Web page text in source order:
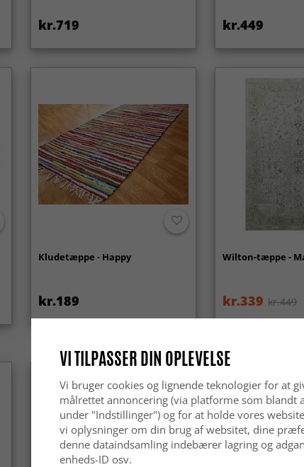
kr.719 kr.449
Kludetæppe - Happy
kr.189
Wilton-tæppe -
kr.339 kr.449
VI TILPASSER DIN OPLEVELSE
Vi bruger cookies og lignende teknologier for at
målrettet annoncering (via platforme som blandt
under "Indstillinger") og for at holde vores
vi oplysninger om din brug af websitet, dine
denne dataindsamling indebærer lagring og
enheds-ID osv.